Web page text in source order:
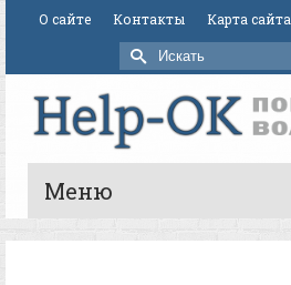
О сайте Контакты Карта сайта
Искать:
Меню